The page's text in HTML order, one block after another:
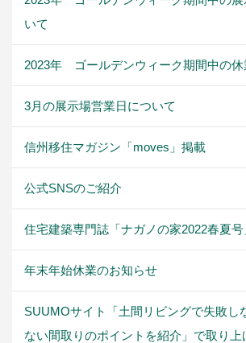
いて
2023年 ゴールデンウィーク期間中の休
3月の展示場営業日について
信州移住マガジン「moves」掲載
公式SNSのご紹介
住宅建築専門誌「ナガノの家2022春夏
年末年始休業のお知らせ
SUUMOサイト「土間リビングで失敗し
ない間取りのポイントを紹介」で取り上